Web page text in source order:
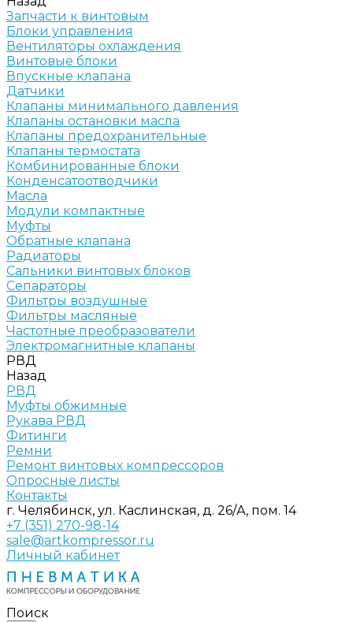
Запчасти к винтовым
Блоки управления
Вентиляторы охлаждения
Винтовые блоки
Впускные клапана
Датчики
Клапаны минимального давления
Клапаны остановки масла
Клапаны предохранительные
Клапаны термостата
Комбинированные блоки
Конденсатоотводчики
Масла
Модули компактные
Муфты
Обратные клапана
Радиаторы
Сальники винтовых блоков
Сепараторы
Фильтры воздушные
Фильтры масляные
Частотные преобразователи
Электромагнитные клапаны
РВД
Назад
РВД
Муфты обжимные
Рукава РВД
Фитинги
Ремни
Ремонт винтовых компрессоров
Опросные листы
Контакты
г. Челябинск, ул. Каслинская, д. 26/А, пом. 14
+7 (351) 270-98-14
sale@artkompressor.ru
Личный кабинет
Поиск